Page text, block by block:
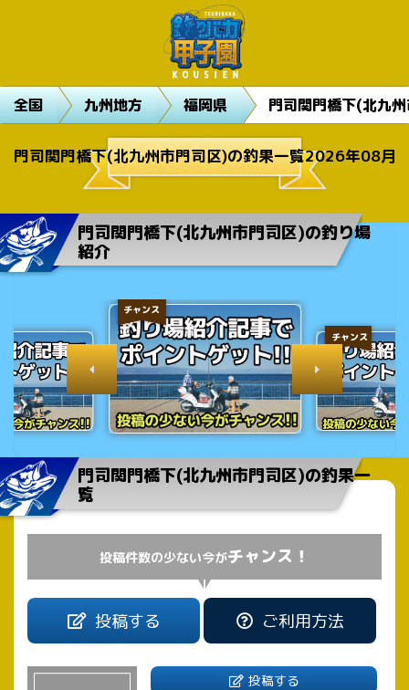
全国 九州地方 福岡県 門司関門橋下(北九
門司関門橋下(北九州市門司区)の釣果一覧2026年08月
門司関門橋下(北九州市門司区)の釣り場
紹介
チャンス
チャンス
門司関門橋下(北九州市門司区)の釣果一
覧
投稿件数の少ない今がチャンス！
投稿する ご利用方法
投稿する